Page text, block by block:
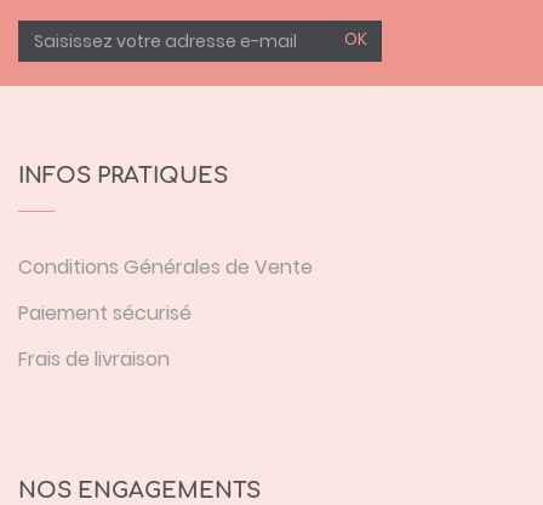
OK
INFOS PRATIQUES
Conditions Générales de Vente
Paiement sécurisé
Frais de livraison
NOS ENGAGEMENTS